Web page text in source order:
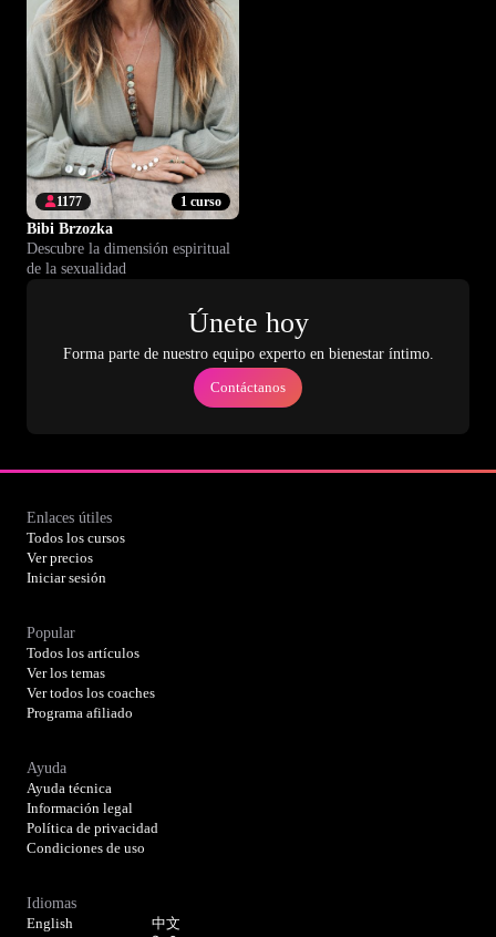
1 curso
1177
Bibi Brzozka
Descubre la dimensión espiritual
de la sexualidad
Únete hoy
Forma parte de nuestro equipo experto en bienestar íntimo.
Contáctanos
Enlaces útiles
Todos los cursos
Ver precios
Iniciar sesión
Popular
Todos los artículos
Ver los temas
Ver todos los coaches
Programa afiliado
Ayuda
Ayuda técnica
Información legal
Política de privacidad
Condiciones de uso
Idiomas
English
中文